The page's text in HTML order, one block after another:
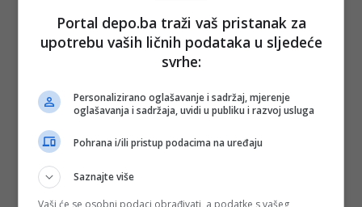
Portal depo.ba traži vaš pristanak za
upotrebu vaših ličnih podataka u sljedeće
svrhe:
Personalizirano oglašavanje i sadržaj, mjerenje
oglašavanja i sadržaja, uvidi u publiku i razvoj usluga
Pohrana i/ili pristup podacima na uređaju
Saznajte više
Vaši će se osobni podaci obrađivati, a podatke s vašeg